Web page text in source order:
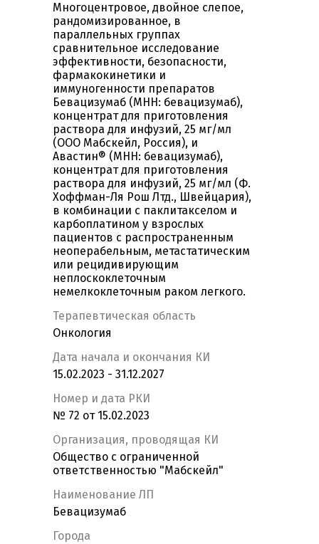
Многоцентровое, двойное слепое,
рандомизированное, в
параллельных группах
сравнительное исследование
эффективности, безопасности,
фармакокинетики и
иммуногенности препаратов
Бевацизумаб (МНН: бевацизумаб),
концентрат для приготовления
раствора для инфузий, 25 мг/мл
(ООО Мабскейл, Россия), и
Авастин® (МНН: бевацизумаб),
концентрат для приготовления
раствора для инфузий, 25 мг/мл (Ф.
Хоффман-Ля Рош Лтд., Швейцария),
в комбинации с паклитакселом и
карбоплатином у взрослых
пациентов с распространенным
неоперабельным, метастатическим
или рецидивирующим
неплоскоклеточным
немелкоклеточным раком легкого.
Терапевтическая область
Онкология
Дата начала и окончания КИ
15.02.2023 - 31.12.2027
Номер и дата РКИ
№ 72 от 15.02.2023
Организация, проводящая КИ
Общество с ограниченной
ответственностью "Мабскейл"
Наименование ЛП
Бевацизумаб
Города